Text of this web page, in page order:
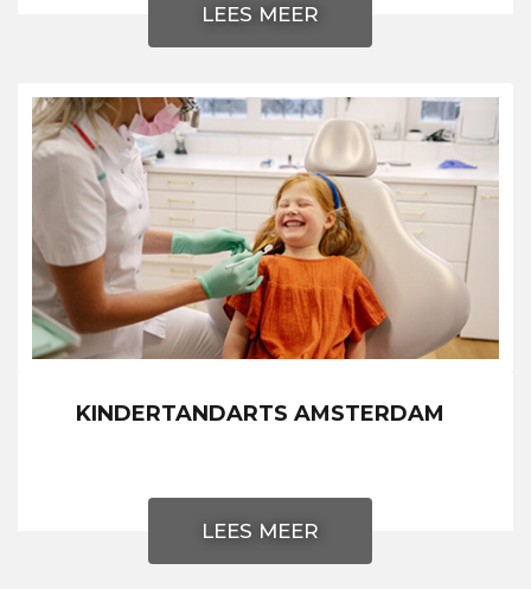
LEES MEER
KINDERTANDARTS AMSTERDAM
LEES MEER